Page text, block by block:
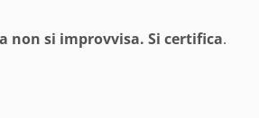
non si improvvisa. Si certifica.